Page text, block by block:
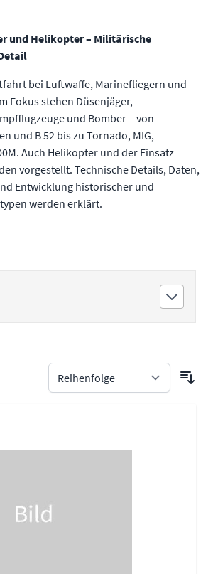
und Helikopter – Militärische
bei Luftwaffe, Marinefliegern und
Fokus stehen Düsenjäger,
und Bomber – von
und B 52 bis zu Tornado, MIG,
Auch Helikopter und der Einsatz
vorgestellt. Technische Details, Daten,
Entwicklung historischer und
werden erklärt.